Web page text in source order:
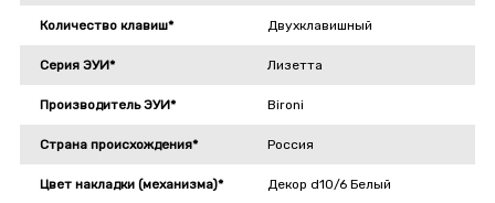
Количество клавиш* Двухклавишный
Серия ЭУИ* Лизетта
Производитель ЭУИ* Bironi
Страна происхождения* Россия
Цвет накладки (механизма)* Декор d10/6 Белый